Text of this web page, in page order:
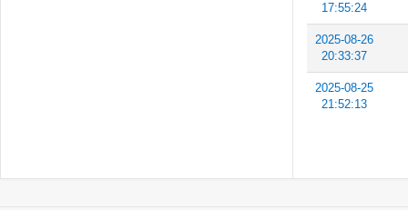
17:55:24
2025-08-26
20:33:37
2025-08-25
21:52:13